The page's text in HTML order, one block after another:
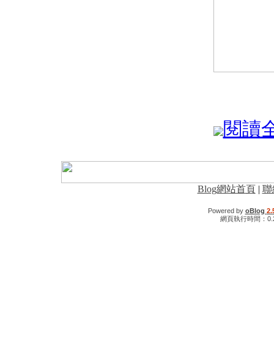
閱讀
Blog網站首頁| 聯
Powered by oBlog
網頁執行時間：